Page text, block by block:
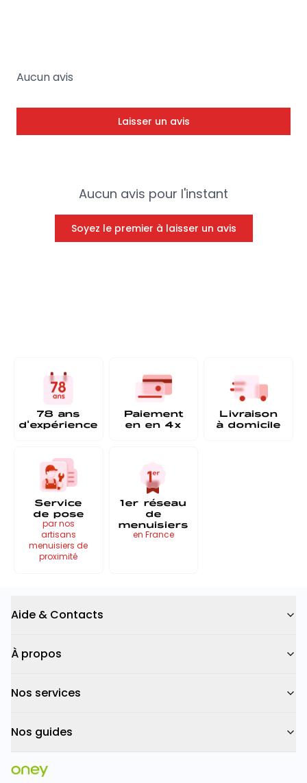
Aucun avis pour l'instant
Soyez le premier à laisser un avis
Aucun avis
Laisser un avis
78 ans
d'expérience
Paiement
en en 4x
Livraison
à domicile
Service
de pose
par nos
artisans
menuisiers de
proximité
1er réseau
de
menuisiers
en France
Aide & Contacts
À propos
Nos services
Nos guides